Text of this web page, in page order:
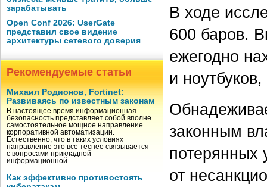
зарабатывать
Open Conf 2026: UserGate
представил свое видение
архитектуры сетевого доверия
Рекомендуемые статьи
Михаил Родионов, Fortinet:
Развиваясь по известным законам
В настоящее время информационная
безопасность представляет собой вполне
самостоятельное мощное направление
корпоративной автоматизации.
Естественно, что в таких условиях
направление это все теснее связывается
с вопросами прикладной
информационной …
Как эффективно противостоять
В ходе
600 баров.
ежегодно
и
законным
потерянных
от